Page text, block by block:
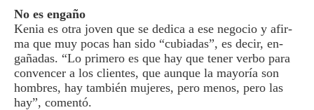
No es engaño
Kenia es otra joven que se dedica a ese negocio y afir­
ma que muy pocas han si­do “cubiadas”, es decir, en­
gañadas. “Lo primero es que hay que tener verbo pa­ra
convencer a los clientes, que aunque la mayoría son
hombres, hay también mu­jeres, pero menos, pero las
hay”, comentó.